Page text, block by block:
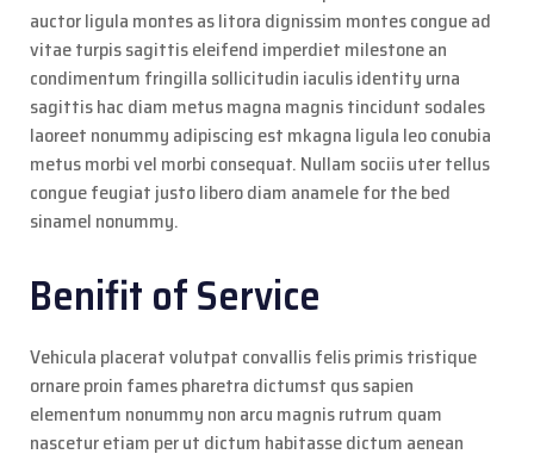
auctor ligula montes as litora dignissim montes congue ad
vitae turpis sagittis eleifend imperdiet milestone an
condimentum fringilla sollicitudin iaculis identity urna
sagittis hac diam metus magna magnis tincidunt sodales
laoreet nonummy adipiscing est mkagna ligula leo conubia
metus morbi vel morbi consequat. Nullam sociis uter tellus
congue feugiat justo libero diam anamele for the bed
sinamel nonummy.
Benifit of Service
Vehicula placerat volutpat convallis felis primis tristique
ornare proin fames pharetra dictumst qus sapien
elementum nonummy non arcu magnis rutrum quam
nascetur etiam per ut dictum habitasse dictum aenean